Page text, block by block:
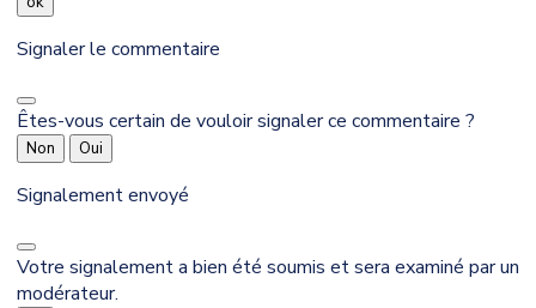
Signaler le commentaire
Êtes-vous certain de vouloir signaler ce commentaire ?
Non Oui
Signalement envoyé
Votre signalement a bien été soumis et sera examiné par un
modérateur.